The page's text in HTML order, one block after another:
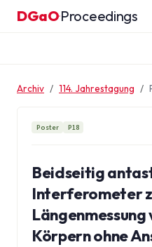
Zum Inhalt springen
DGaO·Proceedings
Archiv 114. Jahrestagung
Poster P18
Beidseitig
Interferometer
Körpern ohne